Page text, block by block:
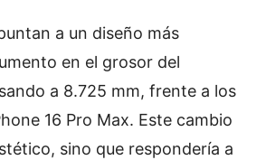
a un diseño más
en el grosor del
a 8.725 mm, frente a los
16 Pro Max. Este cambio
sino que respondería a